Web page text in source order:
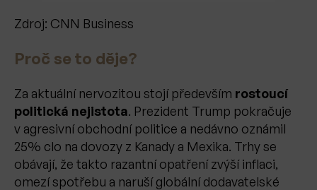
Zdroj: CNN Business
Proč se to děje?
Za aktuální nervozitou stojí především rostoucí
politická nejistota. Prezident Trump pokračuje
v agresivní obchodní politice a nedávno oznámil
25% clo na dovozy z Kanady a Mexika. Trhy se
obávají, že takto razantní opatření zvýší inflaci,
omezí spotřebu a naruší globální dodavatelské